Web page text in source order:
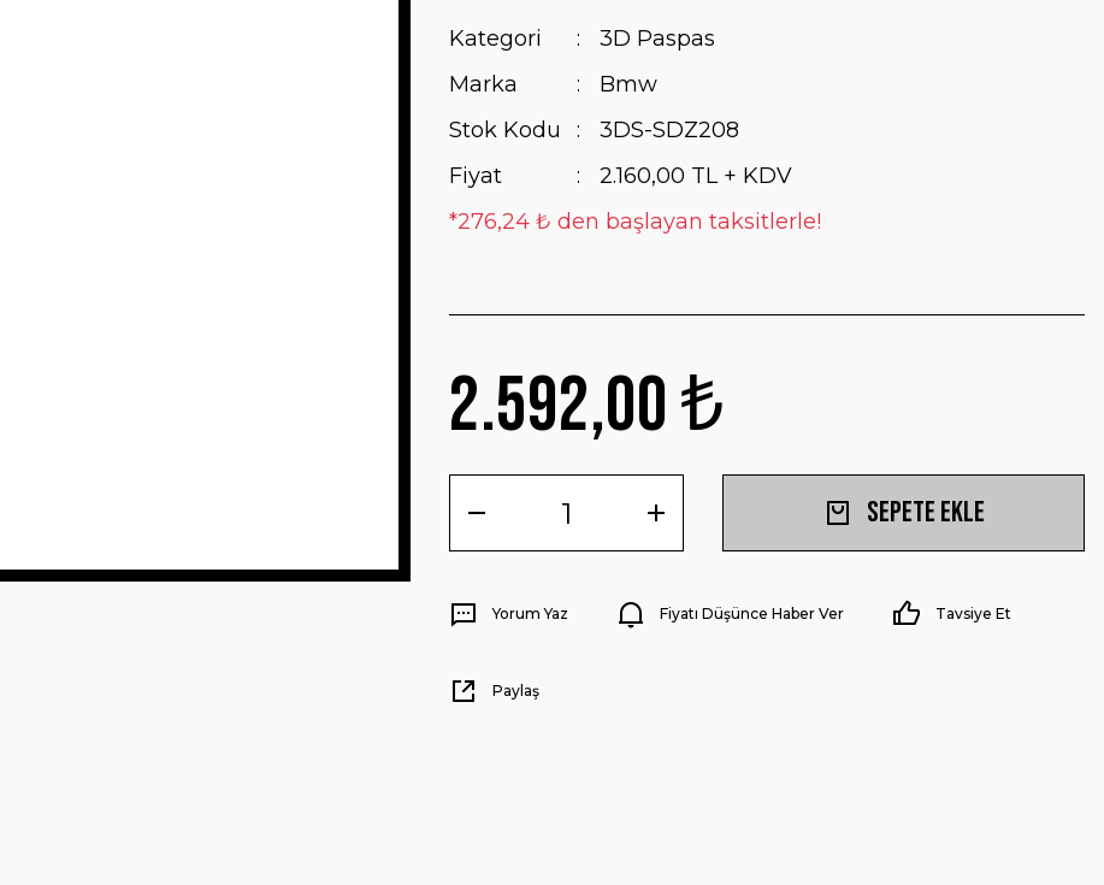
Kategori
3D Paspas
Marka
Bmw
Stok Kodu
3DS-SDZ208
Fiyat
2.160,00 TL + KDV
*276,24 ₺ den başlayan taksitlerle!
2.592,00 ₺
Sepete Ekle
Yorum Yaz Fiyatı Düşünce Haber Ver Tavsiye Et
Paylaş